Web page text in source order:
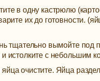
в одну кастрюлю
их до готовности.
тщательно вымойте
истолките с небольшим
очистите. Яйца